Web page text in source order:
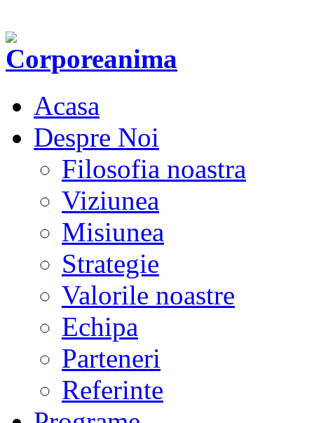
Acasa
Despre Noi
Filosofia noastra
Viziunea
Misiunea
Strategie
Valorile noastre
Echipa
Parteneri
Referinte